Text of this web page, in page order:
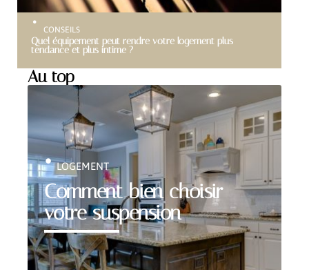
CONSEILS
Quel équipement peut rendre votre logement plus
tendance et plus intime ?
Au top
Comment bien choisir
votre suspension
LOGEMENT